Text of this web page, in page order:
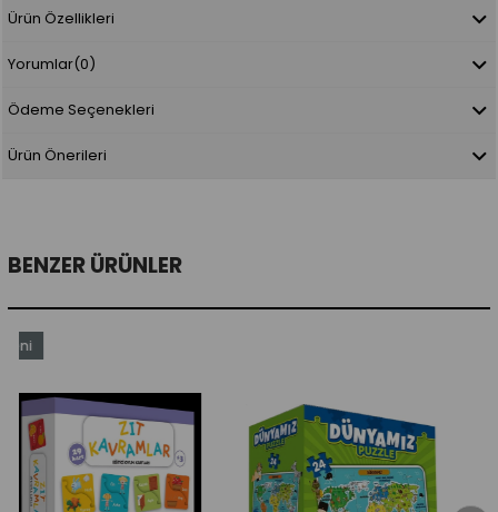
Ürün Özellikleri
Yorumlar(0)
Ödeme Seçenekleri
Ürün Önerileri
BENZER ÜRÜNLER